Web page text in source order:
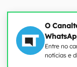
O
Entre no
notícias e